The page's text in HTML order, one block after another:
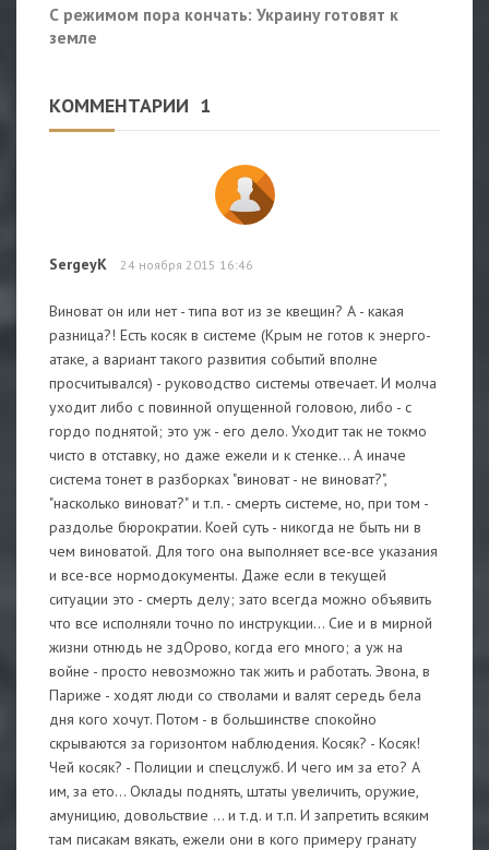
С режимом пора кончать: Украину готовят к
земле
КОММЕНТАРИИ 1
SergeyK 24 ноября 2015 16:46
Виноват он или нет - типа вот из зе квещин? А - какая
разница?! Есть косяк в системе (Крым не готов к энерго-
атаке, а вариант такого развития событий вполне
просчитывался) - руководство системы отвечает. И молча
уходит либо с повинной опущенной головою, либо - с
гордо поднятой; это уж - его дело. Уходит так не токмо
чисто в отставку, но даже ежели и к стенке... А иначе
система тонет в разборках "виноват - не виноват?",
"насколько виноват?" и т.п. - смерть системе, но, при том -
раздолье бюрократии. Коей суть - никогда не быть ни в
чем виноватой. Для того она выполняет все-все указания
и все-все нормодокументы. Даже если в текущей
ситуации это - смерть делу; зато всегда можно объявить
что все исполняли точно по инструкции... Сие и в мирной
жизни отнюдь не здОрово, когда его много; а уж на
войне - просто невозможно так жить и работать. Эвона, в
Париже - ходят люди со стволами и валят середь бела
дня кого хочут. Потом - в большинстве спокойно
скрываются за горизонтом наблюдения. Косяк? - Косяк!
Чей косяк? - Полиции и спецслужб. И чего им за ето? А
им, за ето... Оклады поднять, штаты увеличить, оружие,
амуницию, довольствие ... и т.д. и т.п. И запретить всяким
там писакам вякать, ежели они в кого примеру гранату